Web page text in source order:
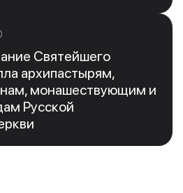
Святейшего
архипастырям,
монашествующим и
Русской